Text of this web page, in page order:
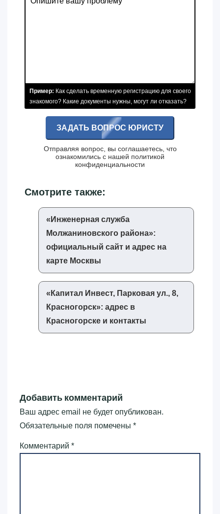
Пример: Как сделать временную регистрацию для своего
знакомого? Какие документы нужны, могут ли отказать?
ЗАДАТЬ ВОПРОС ЮРИСТУ
Отправляя вопрос, вы соглашаетесь, что
ознакомились с нашей политикой
конфиденциальности
Смотрите также:
«‎Инженерная служба
Молжаниновского района»‎:
официальный сайт и адрес на
карте Москвы
«‎Капитал Инвест, Парковая ул., 8,
Красногорск»‎: адрес в
Красногорске и контакты
Добавить комментарий
Ваш адрес email не будет опубликован.
Обязательные поля помечены *
Комментарий *